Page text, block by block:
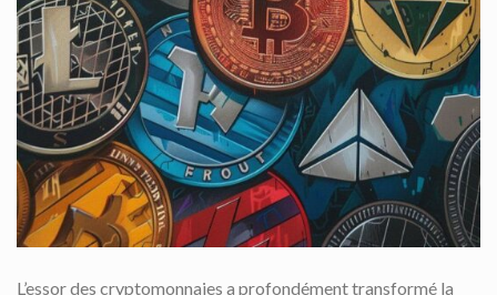
L’essor des cryptomonnaies a profondément transformé la